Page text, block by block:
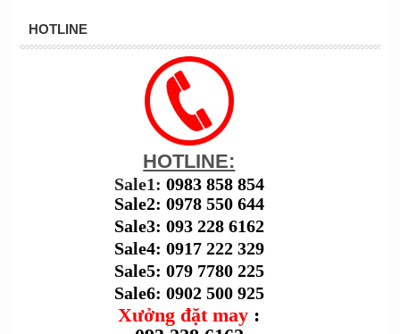
HOTLINE
HOTLINE:
Sale1: 0983 858 854
Sale2: 0978 550 644
Sale3: 093 228 6162
Sale4: 0917 222 329
Sale5: 079 7780 225
Sale6: 0902 500 925
Xưởng đặt may :